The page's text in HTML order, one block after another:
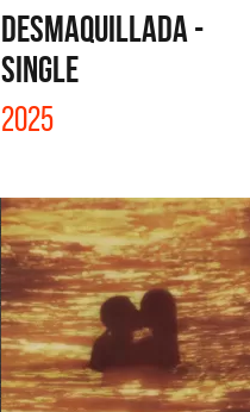
DESMAQUILLADA -
SINGLE
2025